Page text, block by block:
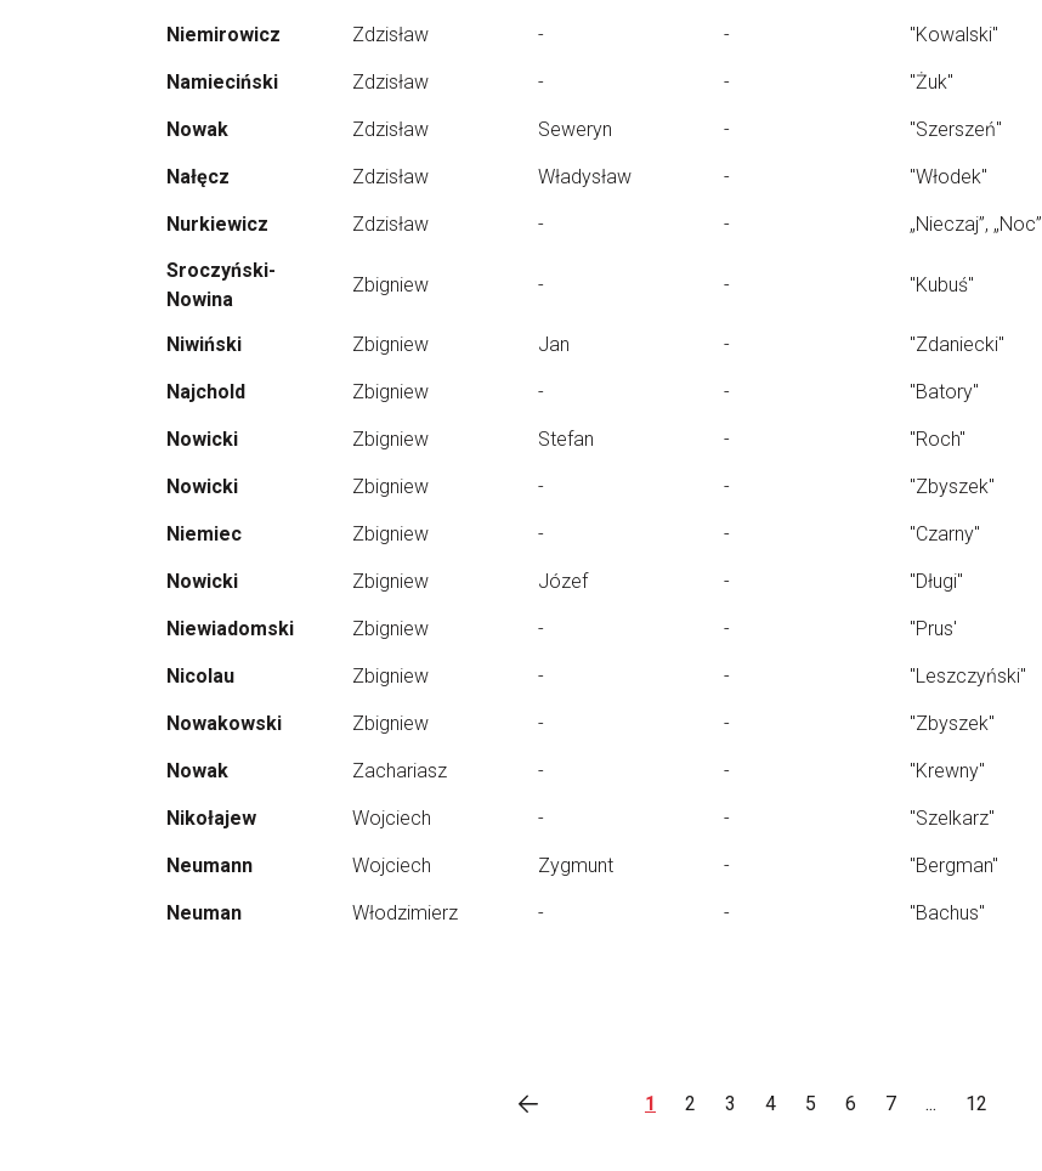
Niemirowicz Zdzisław - - "Kowalski"
Namieciński Zdzisław - - "Żuk"
Nowak Zdzisław Seweryn - "Szerszeń"
Nałęcz Zdzisław Władysław - "Włodek"
Nurkiewicz Zdzisław - - „Nieczaj”, „Noc”
Sroczyński-
Nowina
Zbigniew - - "Kubuś"
Niwiński Zbigniew Jan - "Zdaniecki"
Najchold Zbigniew - - "Batory"
Nowicki Zbigniew Stefan - "Roch"
Nowicki Zbigniew - - "Zbyszek"
Niemiec Zbigniew - - "Czarny"
Nowicki Zbigniew Józef - "Długi"
Niewiadomski Zbigniew - - "Prus'
Nicolau Zbigniew - - "Leszczyński"
Nowakowski Zbigniew - - "Zbyszek"
Nowak Zachariasz - - "Krewny"
Nikołajew Wojciech - - "Szelkarz"
Neumann Wojciech Zygmunt - "Bergman"
Neuman Włodzimierz - - "Bachus"
1 2 3 4 5 6 7 ... 12